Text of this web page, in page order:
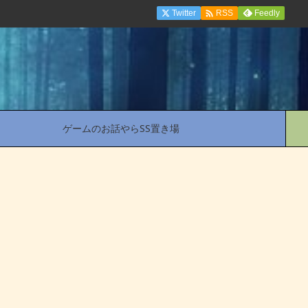
ゲームのお話やらSS置き場
Twitter  RSS Feedly